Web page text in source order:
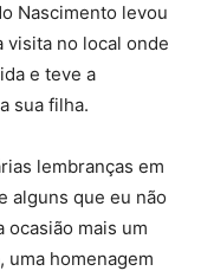
Nascimento levou
visita no local onde
e teve a
sua filha.
lembranças em
alguns que eu não
ocasião mais um
uma homenagem